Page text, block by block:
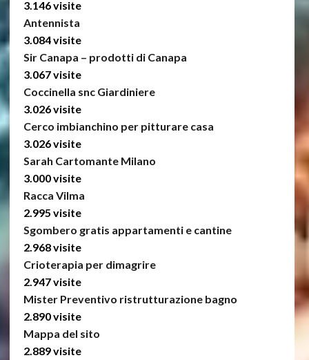
3.146 visite
Antennista
3.084 visite
Sir Canapa – prodotti di Canapa
3.067 visite
Coccinella snc Giardiniere
3.026 visite
Cerco imbianchino per pitturare casa
3.026 visite
Sarah Cartomante Milano
3.000 visite
Racca Vilma
2.995 visite
Sgombero gratis appartamenti e cantine
2.968 visite
Crioterapia per dimagrire
2.947 visite
Mister Preventivo ristrutturazione bagno
2.890 visite
Mappa del sito
2.889 visite